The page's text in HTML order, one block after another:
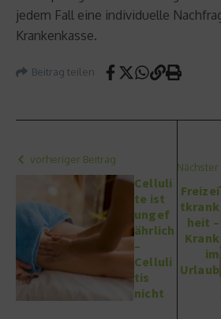
jedem Fall eine individuelle
Krankenkasse.
Beitrag teilen
vorheriger Beitrag
Celluli
te ist
ungef
ährlich
–
Celluli
tis
nicht
Nächster
Freizei
tkrank
heit –
Krank
im
Urlaub